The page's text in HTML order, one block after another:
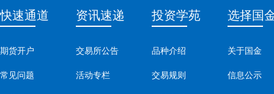
快速通道
期货开户
常见问题
资讯速递
交易所公告
活动专栏
投资学苑
品种介绍
交易规则
选择国
关于国金
信息公示